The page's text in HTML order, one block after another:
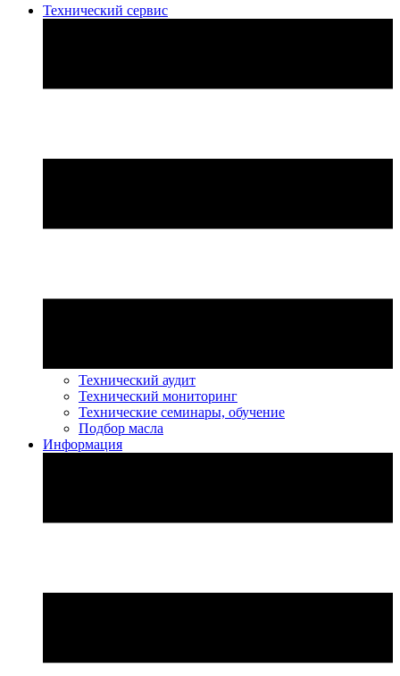
Технический сервис
Технический аудит
Технический мониторинг
Технические семинары, обучение
Подбор масла
Информация